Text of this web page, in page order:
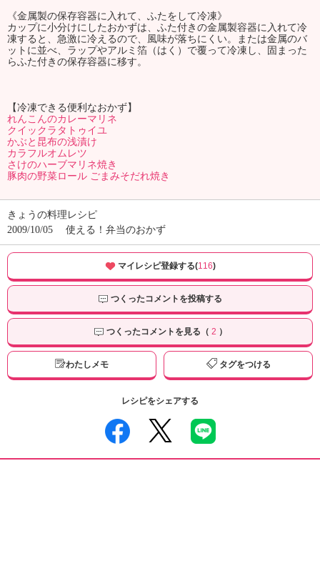
《金属製の保存容器に入れて、ふたをして冷凍》
カップに小分けにしたおかずは、ふた付きの金属製容器に入れて冷
凍すると、急激に冷えるので、風味が落ちにくい。または金属のバ
ットに並べ、ラップやアルミ箔（はく）で覆って冷凍し、固まった
らふた付きの保存容器に移す。
【冷凍できる便利なおかず】
れんこんのカレーマリネ
クイックラタトゥイユ
かぶと昆布の浅漬け
カラフルオムレツ
さけのハーブマリネ焼き
豚肉の野菜ロール ごまみそだれ焼き
きょうの料理レシピ
2009/10/05
使える！弁当のおかず
マイレシピ登録する(116)
つくったコメントを投稿する
つくったコメントを見る（ 2 ）
わたしメモ タグをつける
レシピをシェアする